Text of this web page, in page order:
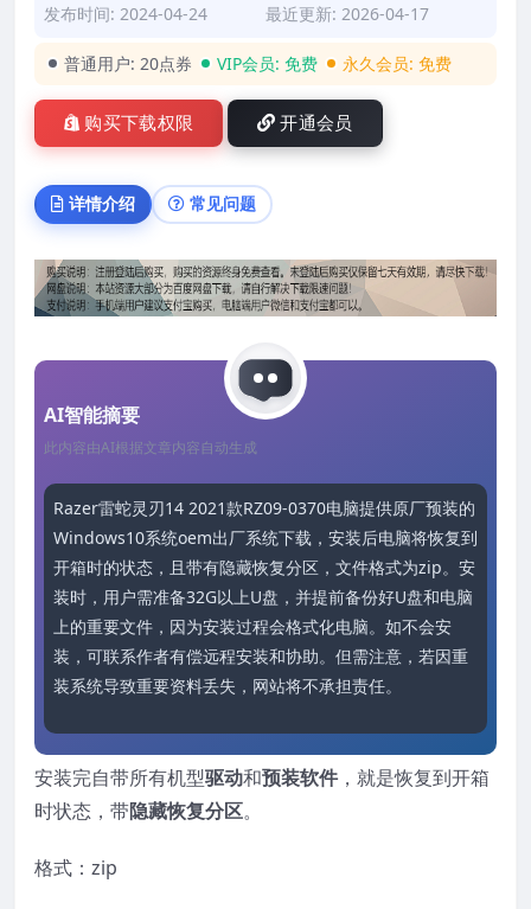
发布时间: 2024-04-24
最近更新: 2026-04-17
普通用户: 20点券 VIP会员: 免费 永久会员: 免费
购买下载权限 开通会员
详情介绍 常见问题
AI智能摘要
此内容由AI根据文章内容自动生成
Razer雷蛇灵刃14 2021款RZ09-0370电脑提供原厂预装的
Windows10系统oem出厂系统下载，安装后电脑将恢复到
开箱时的状态，且带有隐藏恢复分区，文件格式为zip。安
装时，用户需准备32G以上U盘，并提前备份好U盘和电脑
上的重要文件，因为安装过程会格式化电脑。如不会安
装，可联系作者有偿远程安装和协助。但需注意，若因重
装系统导致重要资料丢失，网站将不承担责任。
安装完自带所有机型驱动和预装软件 ，就是恢复到开箱
时状态，带隐藏恢复分区。
格式：zip